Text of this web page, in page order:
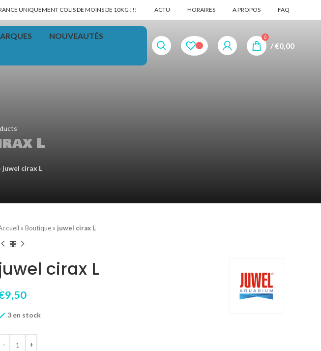
UNIQUEMENT COLIS DE MOINS DE 10KG !!! ACTU HORAIRES A PROPOS FAQ
NOUVEAUTÉS 0
/€0,00
L
juwel cirax L
» Boutique » juwel cirax L
cirax L
9,50
3 en stock